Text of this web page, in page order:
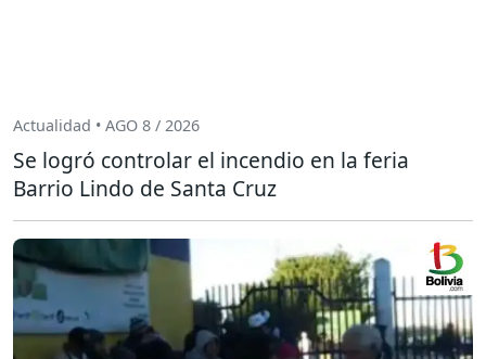
Actualidad • AGO 8 / 2026
Se logró controlar el incendio en la feria
Barrio Lindo de Santa Cruz